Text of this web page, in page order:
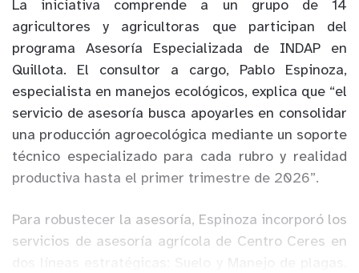
La iniciativa comprende a un grupo de 14
agricultores y agricultoras que participan del
programa Asesoría Especializada de INDAP en
Quillota. El consultor a cargo, Pablo Espinoza,
especialista en manejos ecológicos, explica que “el
servicio de asesoría busca apoyarles en consolidar
una producción agroecológica mediante un soporte
técnico especializado para cada rubro y realidad
productiva hasta el primer trimestre de 2026”.
Para robustecer la asesoría, Espinoza incorporó los
servicios de asesoría agrícola de Centro Ceres en